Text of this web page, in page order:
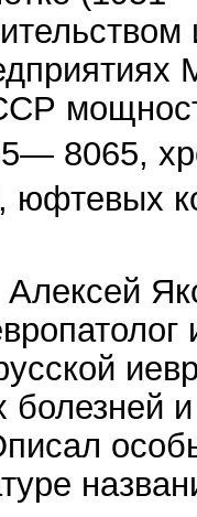
8065,
юфтевых
болезней